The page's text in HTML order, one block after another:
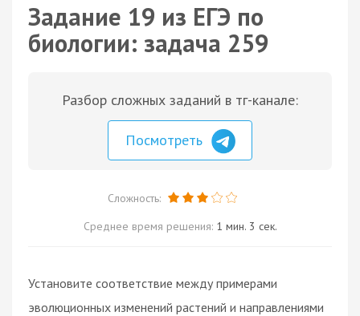
Задание 19 из ЕГЭ по
биологии: задача 259
Разбор сложных заданий в тг-канале:
Посмотреть
Сложность:
Среднее время решения: 1 мин. 3 сек.
Установите соответствие между примерами
эволюционных изменений растений и направлениями